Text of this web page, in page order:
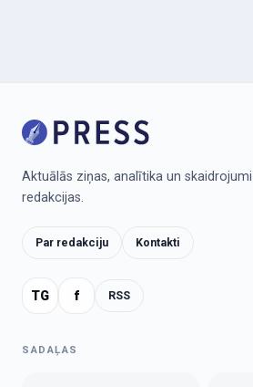
Aktuālās ziņas, analītika un skaidrojumi
redakcijas.
Par redakciju Kontakti
TG f RSS
SADAĻAS